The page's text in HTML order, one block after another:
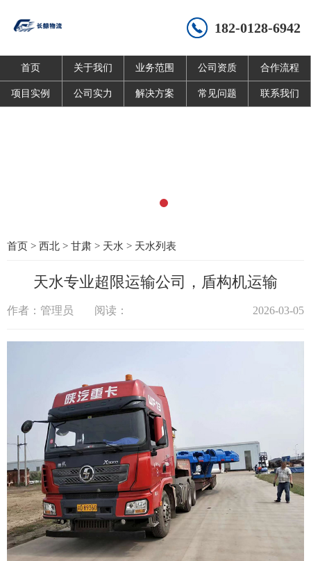
182-0128-6942
首页 关于我们 业务范围 公司资质 合作流程
项目实例 公司实力 解决方案 常见问题 联系我们
首页 > 西北 > 甘肃 > 天水 > 天水列表
天水专业超限运输公司，盾构机运输
作者：管理员 阅读： 2026-03-05